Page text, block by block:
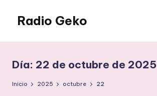
Saltar
contenido
Radio Geko
Día: 22 de octubre de 2025
Inicio 2025 octubre 22